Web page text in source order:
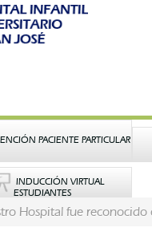
PACIENTE PARTICULAR
INDUCCIÓN VIRTUAL
ESTUDIANTES
Hospital fue